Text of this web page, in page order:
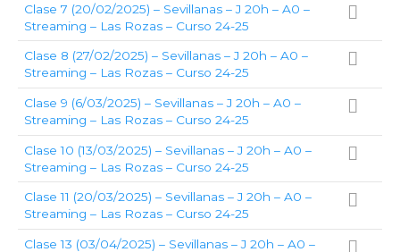
Clase 7 (20/02/2025) – Sevillanas – J 20h – A0 –
Streaming – Las Rozas – Curso 24-25
Clase 8 (27/02/2025) – Sevillanas – J 20h – A0 –
Streaming – Las Rozas – Curso 24-25
Clase 9 (6/03/2025) – Sevillanas – J 20h – A0 –
Streaming – Las Rozas – Curso 24-25
Clase 10 (13/03/2025) – Sevillanas – J 20h – A0 –
Streaming – Las Rozas – Curso 24-25
Clase 11 (20/03/2025) – Sevillanas – J 20h – A0 –
Streaming – Las Rozas – Curso 24-25
Clase 13 (03/04/2025) – Sevillanas – J 20h – A0 –